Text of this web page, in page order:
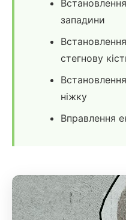
западини
стегнову
ніжку
Вправлення